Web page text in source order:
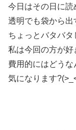
今日はその日に読
透明でも袋から出
ちょっとバタバ
私は今回の方が好
費用的にはどうな
気になります